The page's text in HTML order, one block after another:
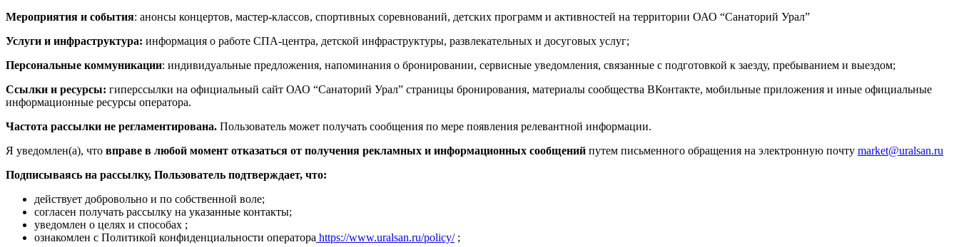
Мероприятия и события: анонсы концертов, мастер-классов, спортивных соревнований, детских программ и активностей на территории ОАО “Санаторий Урал”
Услуги и инфраструктура: информация о работе СПА-центра, детской инфраструктуры, развлекательных и досуговых услуг;
Персональные коммуникации: индивидуальные предложения, напоминания о бронировании, сервисные уведомления, связанные с подготовкой к заезду, пребыванием и выездом;
Ссылки и ресурсы: гиперссылки на официальный сайт ОАО “Санаторий Урал” страницы бронирования, материалы сообщества ВКонтакте, мобильные приложения и иные официальные
информационные ресурсы оператора.
Частота рассылки не регламентирована. Пользователь может получать сообщения по мере появления релевантной информации.
Я уведомлен(а), что вправе в любой момент отказаться от получения рекламных и информационных сообщений путем письменного обращения на электронную почту market@uralsan.ru
Подписываясь на рассылку, Пользователь подтверждает, что:
действует добровольно и по собственной воле;
согласен получать рассылку на указанные контакты;
уведомлен о целях и способах ;
ознакомлен с Политикой конфиденциальности оператора https://www.uralsan.ru/policy/ ;